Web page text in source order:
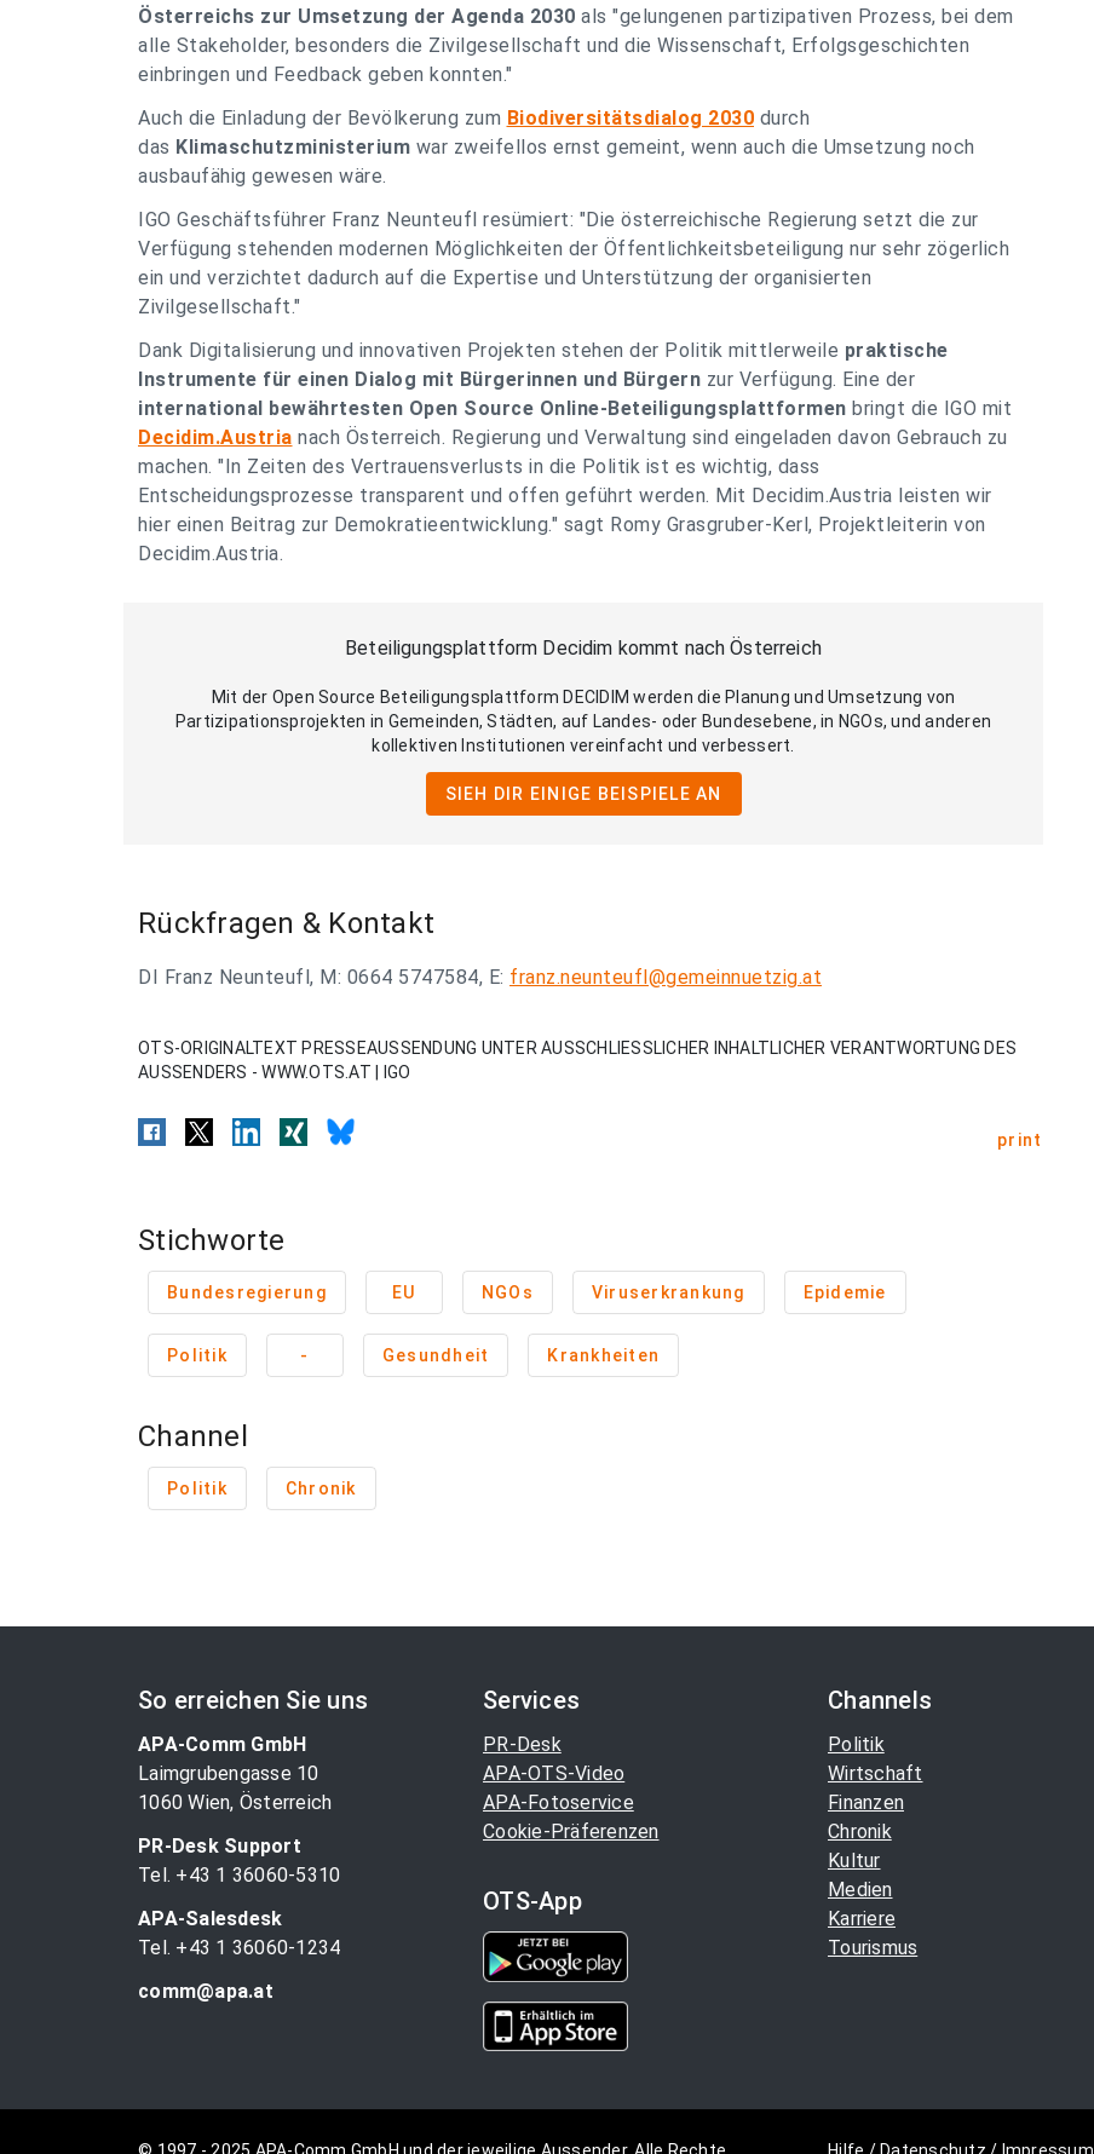
Österreichs zur Umsetzung der Agenda 2030 als "gelungenen partizipativen Prozess, bei dem
alle Stakeholder, besonders die Zivilgesellschaft und die Wissenschaft, Erfolgsgeschichten
einbringen und Feedback geben konnten."
Auch die Einladung der Bevölkerung zum Biodiversitätsdialog 2030 durch
das Klimaschutzministerium war zweifellos ernst gemeint, wenn auch die Umsetzung noch
ausbaufähig gewesen wäre.
IGO Geschäftsführer Franz Neunteufl resümiert: "Die österreichische Regierung setzt die zur
Verfügung stehenden modernen Möglichkeiten der Öffentlichkeitsbeteiligung nur sehr zögerlich
ein und verzichtet dadurch auf die Expertise und Unterstützung der organisierten
Zivilgesellschaft."
Dank Digitalisierung und innovativen Projekten stehen der Politik mittlerweile praktische
Instrumente für einen Dialog mit Bürgerinnen und Bürgern zur Verfügung. Eine der
international bewährtesten Open Source Online-Beteiligungsplattformen bringt die IGO mit
Decidim.Austria nach Österreich. Regierung und Verwaltung sind eingeladen davon Gebrauch zu
machen. "In Zeiten des Vertrauensverlusts in die Politik ist es wichtig, dass
Entscheidungsprozesse transparent und offen geführt werden. Mit Decidim.Austria leisten wir
hier einen Beitrag zur Demokratieentwicklung." sagt Romy Grasgruber-Kerl, Projektleiterin von
Decidim.Austria.
Beteiligungsplattform Decidim kommt nach Österreich
Mit der Open Source Beteiligungsplattform DECIDIM werden die Planung und Umsetzung von
Partizipationsprojekten in Gemeinden, Städten, auf Landes- oder Bundesebene, in NGOs, und anderen
kollektiven Institutionen vereinfacht und verbessert.
SIEH DIR EINIGE BEISPIELE AN
Rückfragen & Kontakt
DI Franz Neunteufl, M: 0664 5747584, E: franz.neunteufl@gemeinnuetzig.at
OTS-ORIGINALTEXT PRESSEAUSSENDUNG UNTER AUSSCHLIESSLICHER INHALTLICHER VERANTWORTUNG DES
AUSSENDERS - WWW.OTS.AT | IGO
print
Stichworte
Bundesregierung EU NGOs Viruserkrankung Epidemie
Politik - Gesundheit Krankheiten
Channel
Politik Chronik
So erreichen Sie uns
APA-Comm GmbH
Laimgrubengasse 10
1060 Wien, Österreich
PR-Desk Support
Tel. +43 1 36060-5310
APA-Salesdesk
Tel. +43 1 36060-1234
comm@apa.at
Services
PR-Desk
APA-OTS-Video
APA-Fotoservice
Cookie-Präferenzen
OTS-App
Channels
Politik
Wirtschaft
Finanzen
Chronik
Kultur
Medien
Karriere
Tourismus